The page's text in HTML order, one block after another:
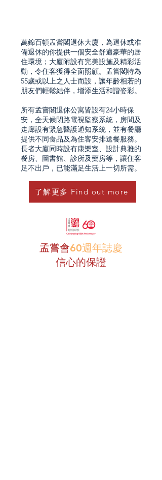
萬錦百頓孟嘗閣退休大廈，為退休或准
備退休的你提供一個安全舒適豪華的居
住環境；大廈附設有完美設施及精彩活
動，令住客獲得全面照顧。孟嘗閣特為
55歲或以上之人士而設，讓年齡相若的
朋友們輕鬆結伴，增添生活和諧姿彩。
所有孟嘗閣退休公寓皆設有24小時保
安，全天候閉路電視監察系統，房間及
走廊設有緊急醫護通知系統，並有餐廳
提供不同食品及為住客安排送餐服務。
長者大廈同時設有康樂室、設計典雅的
餐房、圖書館、診所及藥房等，讓住客
足不出戶，已能滿足生活上一切所需。
了解更多 Find out more
孟嘗會60週年誌慶
信心的保證